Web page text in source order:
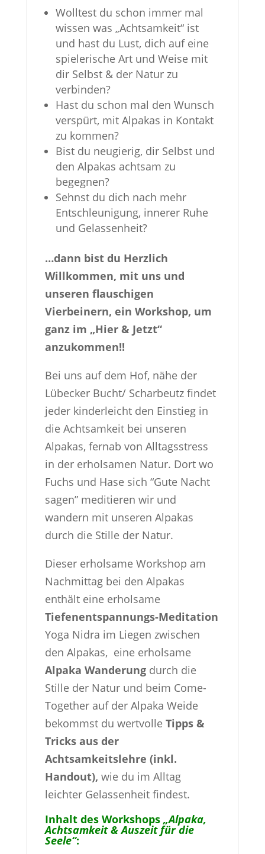
MengeWolltest du schon immer mal
wissen was „Achtsamkeit“ ist
und hast du Lust, dich auf eine
spielerische Art und Weise mit
dir Selbst & der Natur zu
verbinden?
Hast du schon mal den Wunsch
verspürt, mit Alpakas in Kontakt
zu kommen?
Bist du neugierig, dir Selbst und
den Alpakas achtsam zu
begegnen?
Sehnst du dich nach mehr
Entschleunigung, innerer Ruhe
und Gelassenheit?
…dann bist du Herzlich
Willkommen, mit uns und
unseren flauschigen
Vierbeinern, ein Workshop, um
ganz im „Hier & Jetzt“
anzukommen!!
Bei uns auf dem Hof, nähe der
Lübecker Bucht/ Scharbeutz findet
jeder kinderleicht den Einstieg in
die Achtsamkeit bei unseren
Alpakas, fernab von Alltagsstress
in der erholsamen Natur. Dort wo
Fuchs und Hase sich “Gute Nacht
sagen” meditieren wir und
wandern mit unseren Alpakas
durch die Stille der Natur.
Dieser erholsame Workshop am
Nachmittag bei den Alpakas
enthält eine erholsame
Tiefenentspannungs-Meditation
Yoga Nidra im Liegen zwischen
den Alpakas, eine erholsame
Alpaka Wanderungdurch die
Stille der Natur und beim Come-
Together auf der Alpaka Weide
bekommst du wertvolle Tipps &
Tricks aus der
Achtsamkeitslehre (inkl.
Handout), wie du im Alltag
leichter Gelassenheit findest.
Inhalt des Workshops „Alpaka,
Achtsamkeit & Auszeit für die
Seele“: